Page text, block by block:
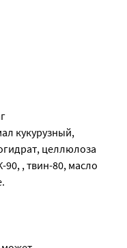
кукурузный,
целлюлоза
, твин-80, масло